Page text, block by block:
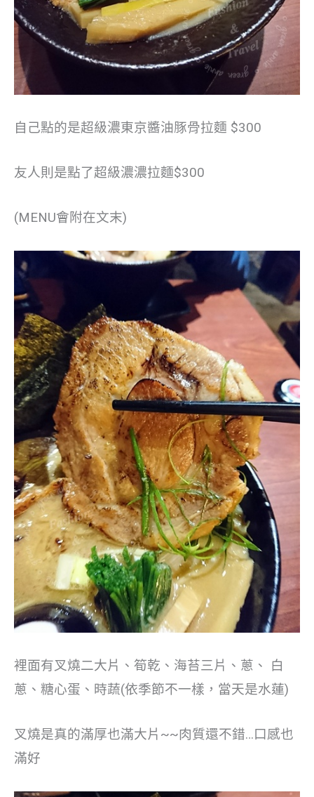
自己點的是超級濃東京醬油豚骨拉麵 $300
友人則是點了超級濃濃拉麵$300
(MENU會附在文末)
裡面有叉燒二大片、筍乾、海苔三片、蔥、 白
蔥、糖心蛋、時蔬(依季節不一樣，當天是水蓮)
叉燒是真的滿厚也滿大片~~肉質還不錯…口感也
滿好